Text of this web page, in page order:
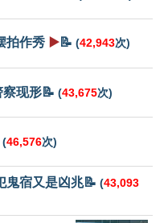
拍作秀 ▶️📝 (42,943次)
现形📝 (43,675次)
(46,576次)
鬼宿又是凶兆📝 (43,093